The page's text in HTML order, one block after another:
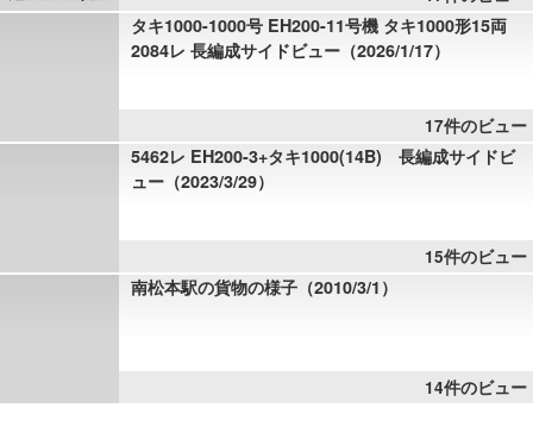
タキ1000-1000号 EH200-11号機 タキ1000形15両
2084レ 長編成サイドビュー（2026/1/17）
17件のビュー
5462レ EH200-3+タキ1000(14B) 長編成サイドビ
ュー（2023/3/29）
15件のビュー
南松本駅の貨物の様子（2010/3/1）
14件のビュー